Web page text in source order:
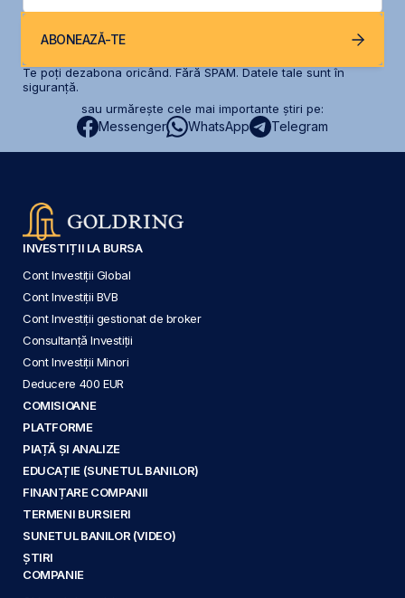
ABONEAZĂ-TE
Te poți dezabona oricând. Fără SPAM. Datele tale sunt în
siguranță.
sau urmărește cele mai importante știri pe:
Messenger WhatsApp Telegram
INVESTIȚII LA BURSA
Cont Investiții Global
Cont Investiții BVB
Cont Investiții gestionat de broker
Consultanță Investiții
Cont Investiții Minori
Deducere 400 EUR
COMISIOANE
PLATFORME
PIAȚĂ ȘI ANALIZE
EDUCAȚIE (SUNETUL BANILOR)
FINANȚARE COMPANII
TERMENI BURSIERI
SUNETUL BANILOR (VIDEO)
ȘTIRI
COMPANIE